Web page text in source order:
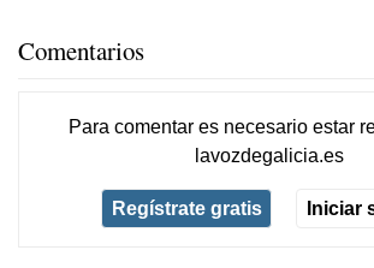
Comentarios
Para comentar es necesario estar
lavozdegalicia.es
Regístrate gratis Iniciar